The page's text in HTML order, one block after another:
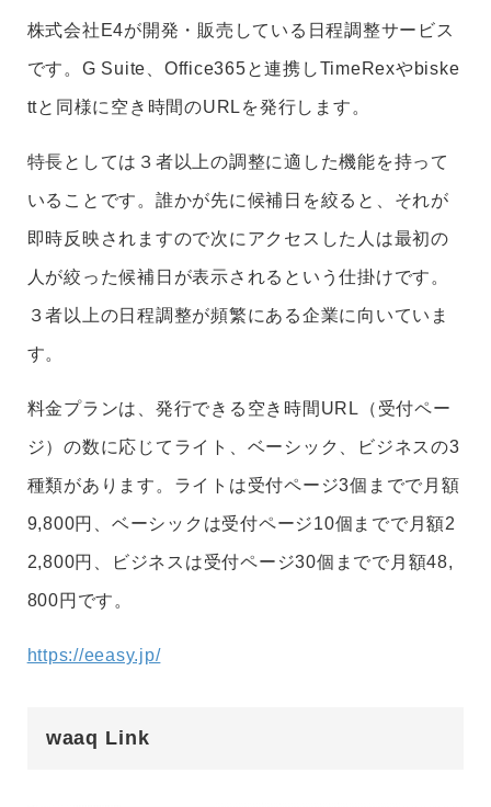
株式会社E4が開発・販売している日程調整サービス
です。G Suite、Office365と連携しTimeRexやbiske
ttと同様に空き時間のURLを発行します。
特長としては３者以上の調整に適した機能を持って
いることです。誰かが先に候補日を絞ると、それが
即時反映されますので次にアクセスした人は最初の
人が絞った候補日が表示されるという仕掛けです。
３者以上の日程調整が頻繁にある企業に向いていま
す。
料金プランは、発行できる空き時間URL（受付ペー
ジ）の数に応じてライト、ベーシック、ビジネスの3
種類があります。ライトは受付ページ3個までで月額
9,800円、ベーシックは受付ページ10個までで月額2
2,800円、ビジネスは受付ページ30個までで月額48,
800円です。
https://eeasy.jp/
waaq Link